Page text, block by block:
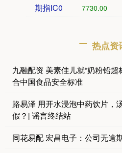
期指IC0 7730.00
热点资
九融配资 美素佳儿就“奶粉铅
合中国食品安全标准
路易泽 用开水浸泡中药饮片
假？| 谣言终结站
同花易配 宏昌电子：公司无逾